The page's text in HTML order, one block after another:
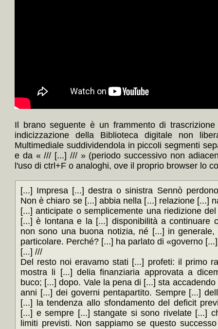
Il brano seguente è un frammento di
indicizzazione della Biblioteca digitale non
Multimediale suddividendola in piccoli segmenti
e da « /// [...] /// » (periodo successivo non
l'uso di ctrl+F o analoghi, ove il proprio browser lo
[...] Impresa [...] destra o sinistra Sennò
Non è chiaro se [...] abbia nella [...] relazione [...]
[...] anticipate o semplicemente una riedizione
[...] è lontana e la [...] disponibilità a continuare
non sono una buona notizia, né [...] in
particolare. Perché? [...] ha parlato di «governo
[...] ///
Del resto noi eravamo stati [...] profeti: il primo
mostra li [...] delia finanziaria approvata a
buco; [...] dopo. Vale la pena di [...] sta
anni [...] dei governi pentapartito. Sempre [...]
[...] la tendenza allo sfondamento del deficit
[...] e sempre [...] stangate si sono rivelate [...]
limiti previsti. Non sappiamo se questo